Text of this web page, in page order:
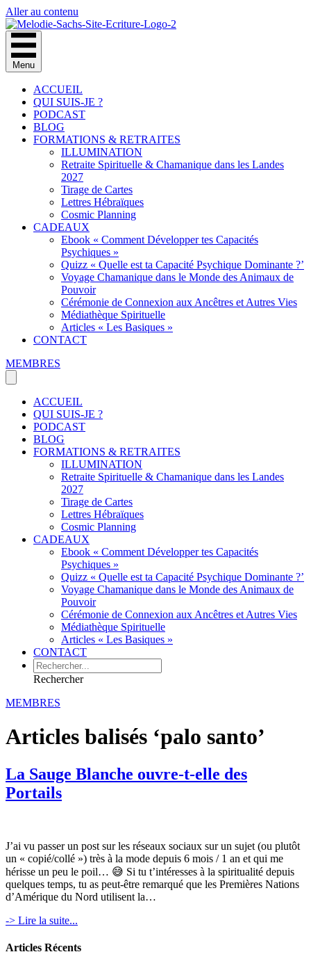
Aller au contenu
Menu
ACCUEIL
QUI SUIS-JE ?
PODCAST
BLOG
FORMATIONS & RETRAITES
ILLUMINATION
Retraite Spirituelle & Chamanique dans les Landes
2027
Tirage de Cartes
Lettres Hébraïques
Cosmic Planning
CADEAUX
Ebook « Comment Développer tes Capacités
Psychiques »
Quizz « Quelle est ta Capacité Psychique Dominante ?’
Voyage Chamanique dans le Monde des Animaux de
Pouvoir
Cérémonie de Connexion aux Ancêtres et Autres Vies
Médiathèque Spirituelle
Articles « Les Basiques »
CONTACT
MEMBRES
ACCUEIL
QUI SUIS-JE ?
PODCAST
BLOG
FORMATIONS & RETRAITES
ILLUMINATION
Retraite Spirituelle & Chamanique dans les Landes
2027
Tirage de Cartes
Lettres Hébraïques
Cosmic Planning
CADEAUX
Ebook « Comment Développer tes Capacités
Psychiques »
Quizz « Quelle est ta Capacité Psychique Dominante ?’
Voyage Chamanique dans le Monde des Animaux de
Pouvoir
Cérémonie de Connexion aux Ancêtres et Autres Vies
Médiathèque Spirituelle
Articles « Les Basiques »
CONTACT
Rechercher
MEMBRES
Articles balisés ‘palo santo’
La Sauge Blanche ouvre-t-elle des
Portails
J’ai vu passer un post sur les réseaux sociaux sur un sujet (ou plutôt
un « copié/collé ») très à la mode depuis 6 mois / 1 an et qui me
hérisse un peu le poil… 😅 Si tu t’intéresses à la spiritualité depuis
quelques temps, tu as peut-être remarqué que les Premières Nations
d’Amérique du Nord utilisent la…
-> Lire la suite...
Articles Récents